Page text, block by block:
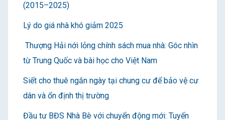
(2015–2025)
Lý do giá nhà khó giảm 2025
Thượng Hải nới lỏng chính sách mua nhà: Góc nhìn
từ Trung Quốc và bài học cho Việt Nam
Siết cho thuê ngắn ngày tại chung cư để bảo vệ cư
dân và ổn định thị trường
Đầu tư BĐS Nhà Bè với chuyển động mới: Tuyến